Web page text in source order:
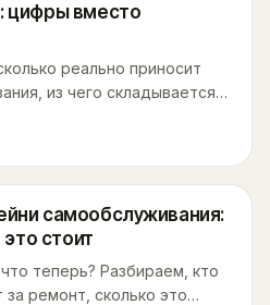
цифры вместо
реально приносит
из чего складывается
самообслуживания:
это стоит
теперь? Разбираем, кто
ремонт, сколько это